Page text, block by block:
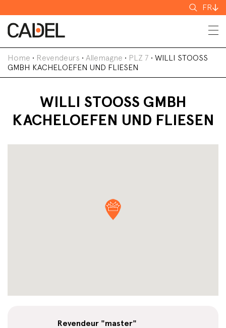
FR
Home • Revendeurs • Allemagne • PLZ 7 • WILLI STOOSS
GMBH KACHELOEFEN UND FLIESEN
WILLI STOOSS GMBH
KACHELOEFEN UND FLIESEN
Revendeur "master"